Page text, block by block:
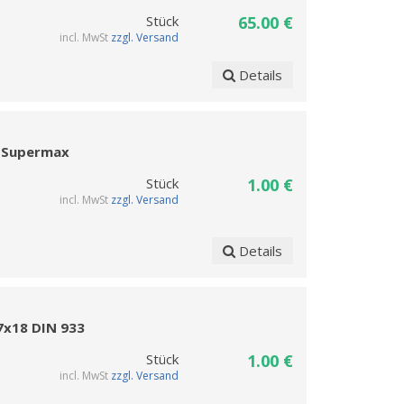
Stück
incl. MwSt zzgl. Versand
65.00 €
Details
Stück
incl. MwSt zzgl. Versand
1.00 €
Details
DIN 933
Stück
incl. MwSt zzgl. Versand
1.00 €